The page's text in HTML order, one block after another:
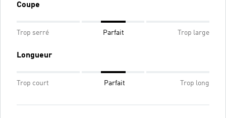
Coupe
Trop serré Parfait Trop large
Longueur
Trop court Parfait Trop long